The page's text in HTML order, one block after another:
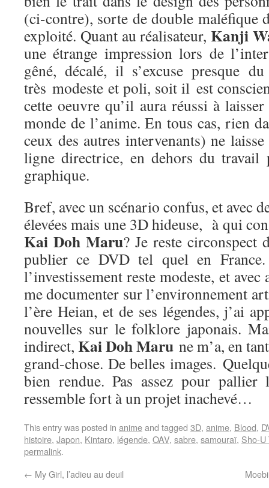
(ci-contre), sorte de double maléfique
exploité. Quant au réalisateur, Kanji
une étrange impression lors de
gêné, décalé, il s’excuse presque
très modeste et poli, soit il est
cette oeuvre qu’il aura réussi à
monde de l’anime. En tous cas, rien
ceux des autres intervenants) ne
ligne directrice, en dehors du travail
graphique.
Bref, avec un scénario confus, et avec
élevées mais une 3D hideuse, à qui
Kai Doh Maru? Je reste circonspect
publier ce DVD tel quel en France.
l’investissement reste modeste, et
me documenter sur l’environnement
l’ère Heian, et de ses légendes, j’ai
nouvelles sur le folklore japonais.
indirect, Kai Doh Maru ne m’a, en
grand-chose. De belles images.
bien rendue. Pas assez pour
ressemble fort à un projet inachevé…
This entry was posted in animeand tagged 3D, anime, Blood,
histoire, Japon, Kintaro, légende, OAV, sabre, samouraï, Sho-U
permalink.
← My Girl, l’adieu au deuil